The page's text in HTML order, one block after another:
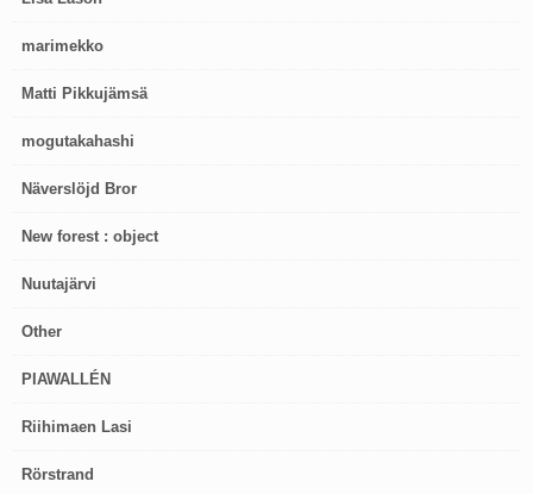
marimekko
Matti Pikkujämsä
mogutakahashi
Näverslöjd Bror
New forest : object
Nuutajärvi
Other
PIAWALLÉN
Riihimaen Lasi
Rörstrand